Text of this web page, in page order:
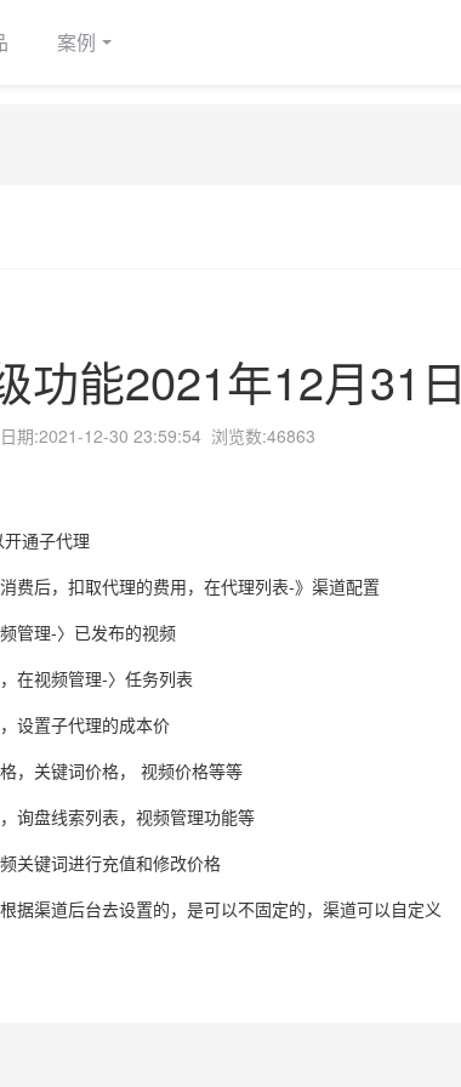
案例
功能2021年12月31日
日期:2021-12-30 23:59:54 浏览数:46863
通子代理
费后，扣取代理的费用，在代理列表-》渠道配置
管理-〉已发布的视频
在视频管理-〉任务列表
设置子代理的成本价
，关键词价格， 视频价格等等
询盘线索列表，视频管理功能等
关键词进行充值和修改价格
据渠道后台去设置的，是可以不固定的，渠道可以自定义